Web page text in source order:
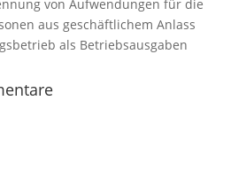
von Aufwendungen für die
aus geschäftlichem Anlass
als Betriebsausgaben